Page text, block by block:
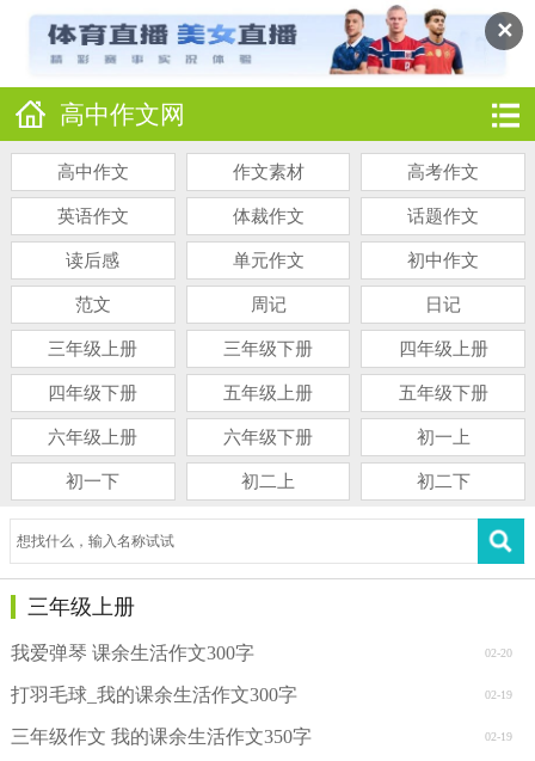
✕
高中作文网
高中作文 作文素材 高考作文
英语作文 体裁作文 话题作文
读后感 单元作文 初中作文
范文 周记 日记
三年级上册 三年级下册 四年级上册
四年级下册 五年级上册 五年级下册
六年级上册 六年级下册 初一上
初一下 初二上 初二下
三年级上册
02-20
我爱弹琴 课余生活作文300字
02-19
打羽毛球_我的课余生活作文300字
02-19
三年级作文 我的课余生活作文350字